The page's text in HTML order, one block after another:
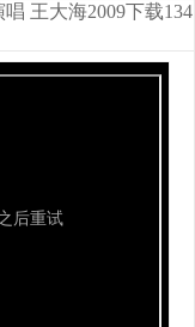
王大海2009下载134